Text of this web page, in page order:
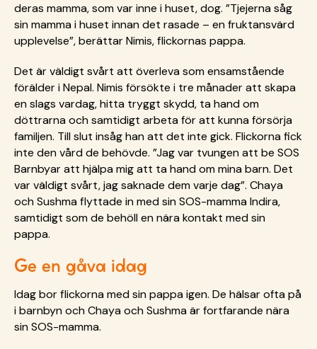
deras mamma, som var inne i huset, dog. ”Tjejerna såg
sin mamma i huset innan det rasade – en fruktansvärd
upplevelse”, berättar Nimis, flickornas pappa.
Det är väldigt svårt att överleva som ensamstående
förälder i Nepal. Nimis försökte i tre månader att skapa
en slags vardag, hitta tryggt skydd, ta hand om
döttrarna och samtidigt arbeta för att kunna försörja
familjen. Till slut insåg han att det inte gick. Flickorna fick
inte den vård de behövde. ”Jag var tvungen att be SOS
Barnbyar att hjälpa mig att ta hand om mina barn. Det
var väldigt svårt, jag saknade dem varje dag”. Chaya
och Sushma flyttade in med sin SOS-mamma Indira,
samtidigt som de behöll en nära kontakt med sin
pappa.
Ge en gåva idag
Idag bor flickorna med sin pappa igen. De hälsar ofta på
i barnbyn och Chaya och Sushma är fortfarande nära
sin SOS-mamma.